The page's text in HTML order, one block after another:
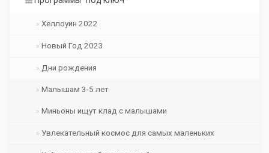
Хеллоуин 2022
Новый Год 2023
Дни рождения
Малышам 3-5 лет
Миньоны ищут клад с малышами
Увлекательный космос для самых маленьких